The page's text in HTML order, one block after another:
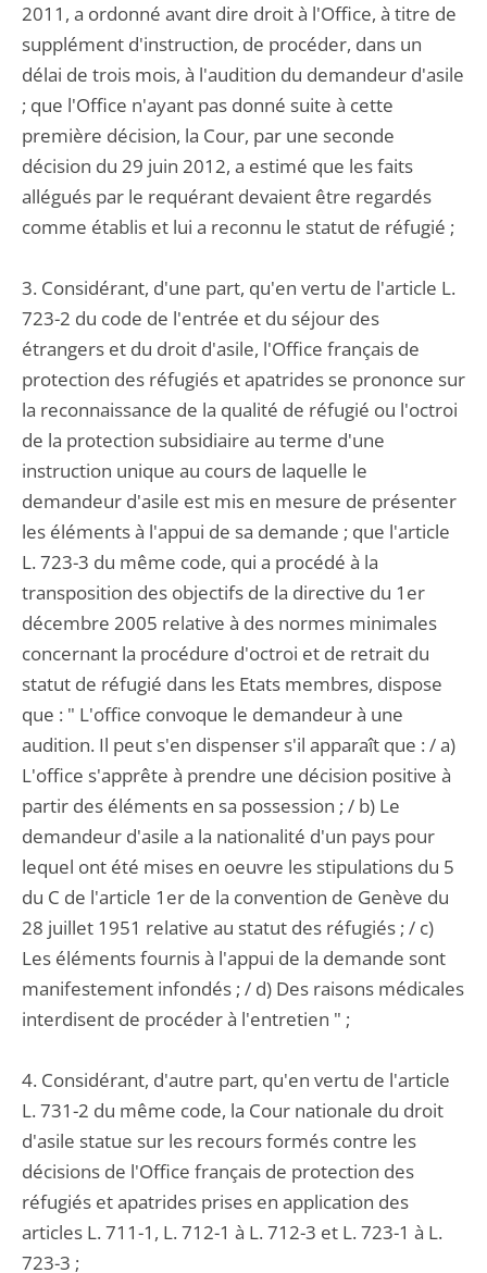
2011, a ordonné avant dire droit à l'Office, à titre de
supplément d'instruction, de procéder, dans un
délai de trois mois, à l'audition du demandeur d'asile
; que l'Office n'ayant pas donné suite à cette
première décision, la Cour, par une seconde
décision du 29 juin 2012, a estimé que les faits
allégués par le requérant devaient être regardés
comme établis et lui a reconnu le statut de réfugié ;
3. Considérant, d'une part, qu'en vertu de l'article L.
723-2 du code de l'entrée et du séjour des
étrangers et du droit d'asile, l'Office français de
protection des réfugiés et apatrides se prononce sur
la reconnaissance de la qualité de réfugié ou l'octroi
de la protection subsidiaire au terme d'une
instruction unique au cours de laquelle le
demandeur d'asile est mis en mesure de présenter
les éléments à l'appui de sa demande ; que l'article
L. 723-3 du même code, qui a procédé à la
transposition des objectifs de la directive du 1er
décembre 2005 relative à des normes minimales
concernant la procédure d'octroi et de retrait du
statut de réfugié dans les Etats membres, dispose
que : " L'office convoque le demandeur à une
audition. Il peut s'en dispenser s'il apparaît que : / a)
L'office s'apprête à prendre une décision positive à
partir des éléments en sa possession ; / b) Le
demandeur d'asile a la nationalité d'un pays pour
lequel ont été mises en oeuvre les stipulations du 5
du C de l'article 1er de la convention de Genève du
28 juillet 1951 relative au statut des réfugiés ; / c)
Les éléments fournis à l'appui de la demande sont
manifestement infondés ; / d) Des raisons médicales
interdisent de procéder à l'entretien " ;
4. Considérant, d'autre part, qu'en vertu de l'article
L. 731-2 du même code, la Cour nationale du droit
d'asile statue sur les recours formés contre les
décisions de l'Office français de protection des
réfugiés et apatrides prises en application des
articles L. 711-1, L. 712-1 à L. 712-3 et L. 723-1 à L.
723-3 ;